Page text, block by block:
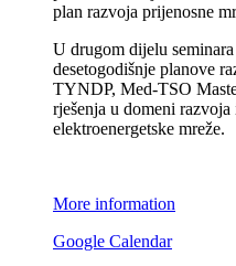
plan razvoja prijenosne
U drugom dijelu
desetogodišnje planove
TYNDP, Med-TSO
rješenja u domeni
elektroenergetske mreže.
More information
Google Calendar